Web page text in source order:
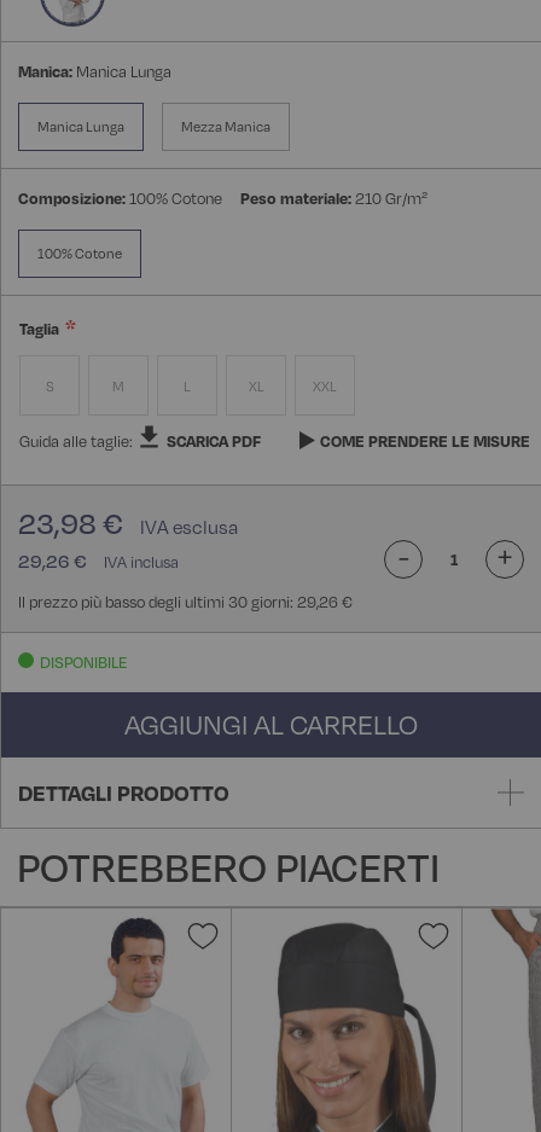
Manica: Manica Lunga
Manica Lunga Mezza Manica
Composizione:100% Cotone Peso materiale:210 Gr/m²
100% Cotone
Taglia
S M L XL XXL
Guida alle taglie: SCARICA PDF COME PRENDERE LE MISURE
29,26 €
23,98 €
Il prezzo più basso degli ultimi 30 giorni: 29,26 €
- +
DISPONIBILE
AGGIUNGI AL CARRELLO
DETTAGLI PRODOTTO
POTREBBERO PIACERTI
Aggiungi
desideri
Aggiungi